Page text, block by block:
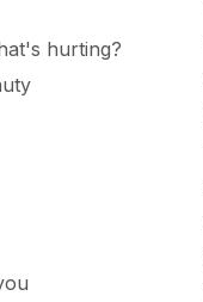
hurting?